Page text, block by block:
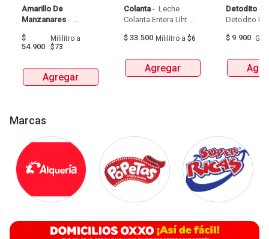
Amarillo De
Manzanares -
De Manzanares
$
54.900
Mililitroa
$73
Agregar
Colanta - Leche
Colanta Entera Uht
$ 33.500 Mililitro a $6
Agregar
Detodito -
$ 9.900
Marcas